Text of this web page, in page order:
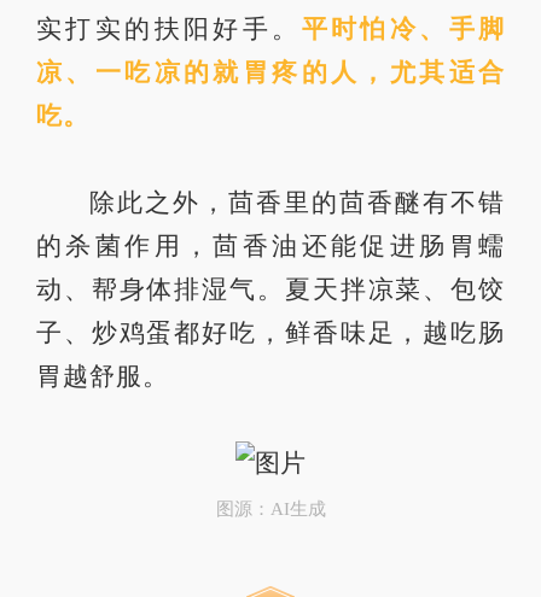
实打实的扶阳好手。 平时怕冷、手脚
凉、一吃凉的就胃疼的人，尤其适合
吃。
除此之外，茴香里的茴香醚有不错
的杀菌作用，茴香油还能促进肠胃蠕
动、帮身体排湿气。夏天拌凉菜、包饺
子、炒鸡蛋都好吃，鲜香味足，越吃肠
胃越舒服。
图源：AI生成